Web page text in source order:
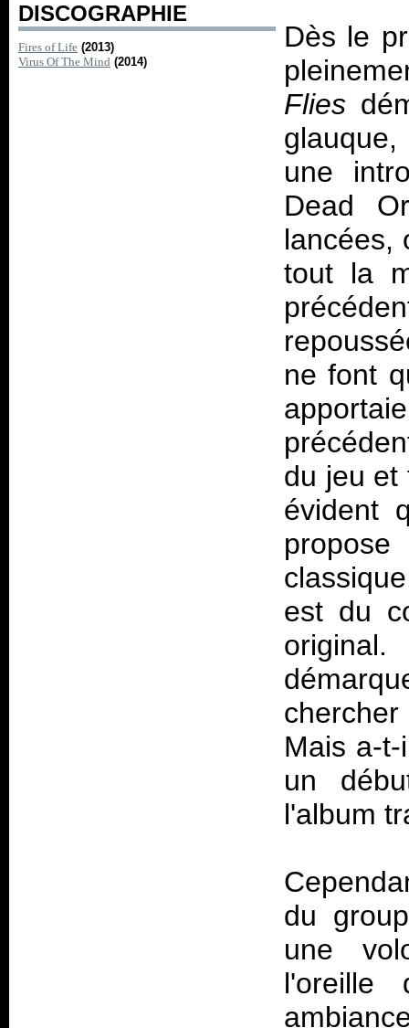
DISCOGRAPHIE
Fires of Life (2013)
Virus Of The Mind (2014)
Dès le
Flies
une
Dead
lancées,
tout la
ne font
du jeu et
évident
est du
chercher
Mais a-
un
l'album
du
une
l'oreille